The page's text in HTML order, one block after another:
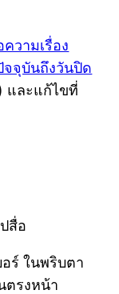
วามเรื่อง
จจุบันถึงวันปิด
และแก้ไขที่
สื่อ
อร์ ในพริบตา
ตรงหน้า